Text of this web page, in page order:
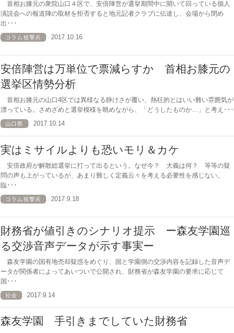
首相お膝元の衆院山口４区で、安倍陣営が選挙期間中に開いて回っている個人
演説会への報道陣の取材を拒否すると地元記者クラブに伝達し、会場から閉め
出･･･
コラム狙撃兵 2017.10.16
安倍陣営は万単位で票減らすか 首相お膝元の
選挙区情勢分析
首相お膝元の山口4区では異様なる静けさが覆い、熱狂的とはいい難い雰囲気が
漂っている。さめざめと選挙模様を眺めながら、「どうしたものか…」と考え･･･
山口県 2017.10.14
実はミサイルよりも恐いモリ＆カケ
安倍政府が解散総選挙に打って出るという。なぜ今？ 大義は何？ 等等の疑
問の声も上がっているが、あまり難しく定義云々を考える必要性を感じない。
臨･･･
コラム狙撃兵 2017.9.18
財務省が値引きのシナリオ提示 ー森友学園巡
る交渉音声データが示す事実ー
森友学園の国有地売却疑惑をめぐり、国と学園側の交渉内容を記録した音声デ
ータが関係者によってあいついで公開され、財務省が森友学園の要求に応じて
国･･･
社会 2017.9.14
森友学園 手引きまでしていた財務省